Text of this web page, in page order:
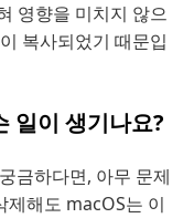
영향을 미치지 않으
복사되었기 때문입
일이 생기나요?
금하다면, 아무 문제
제해도 macOS는 이